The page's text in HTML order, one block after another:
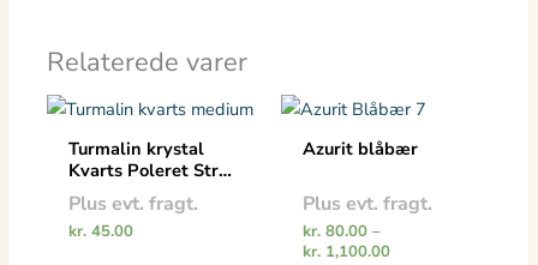
Relaterede varer
Turmalin krystal
Kvarts Poleret Str.
S/M
Plus evt. fragt.
kr.45.00
Dette
varianter.
Mulighederne
Azurit blåbær
Plus evt. fragt.
kr.80.00 –
kr.1,100.00
Prisinterval:
kr. 80.00
til